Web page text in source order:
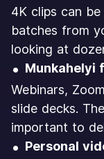
4K clips can
batches from
looking at
Munkahelyi
Webinars,
slide decks.
important to
Personal